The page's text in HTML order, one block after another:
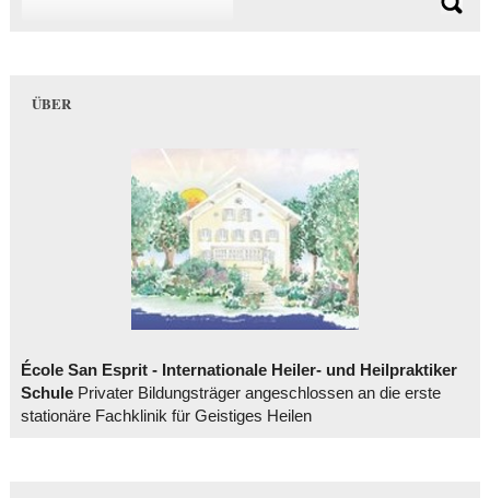
ÜBER
École San Esprit - Internationale Heiler- und Heilpraktiker
SchulePrivater Bildungsträger angeschlossen an die erste
stationäre Fachklinik für Geistiges Heilen